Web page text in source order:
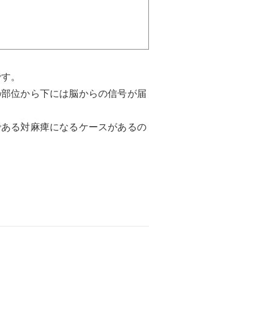
。
位から下には脳からの信号が届
る対麻痺になるケースがあるの